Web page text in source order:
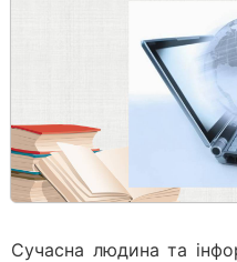
Сучасна людина та